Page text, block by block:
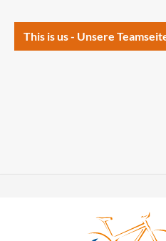
This is us - Unsere